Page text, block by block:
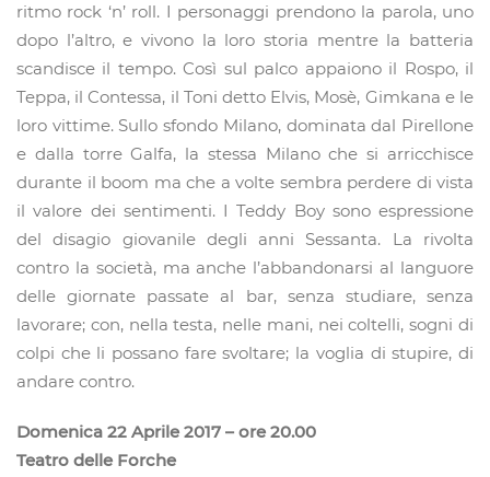
ritmo rock ‘n’ roll. I personaggi prendono la parola, uno
dopo l’altro, e vivono la loro storia mentre la batteria
scandisce il tempo. Così sul palco appaiono il Rospo, il
Teppa, il Contessa, il Toni detto Elvis, Mosè, Gimkana e le
loro vittime. Sullo sfondo Milano, dominata dal Pirellone
e dalla torre Galfa, la stessa Milano che si arricchisce
durante il boom ma che a volte sembra perdere di vista
il valore dei sentimenti. I Teddy Boy sono espressione
del disagio giovanile degli anni Sessanta. La rivolta
contro la società, ma anche l’abbandonarsi al languore
delle giornate passate al bar, senza studiare, senza
lavorare; con, nella testa, nelle mani, nei coltelli, sogni di
colpi che li possano fare svoltare; la voglia di stupire, di
andare contro.
Domenica 22 Aprile 2017 – ore 20.00
Teatro delle Forche